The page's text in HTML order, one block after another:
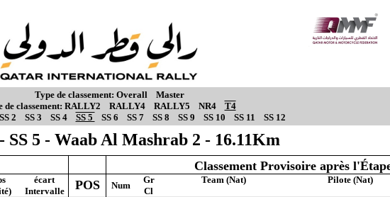
Type de classement: Overall
Master
de classement: RALLY2 RALLY4 RALLY5 NR4
T4
SS 2 SS 3 SS 4 SS 5 SS 6 SS 7 SS 8 SS 9 SS 10 SS 11 SS 12
SS 5 - Waab Al Mashrab 2 - 16.11Km
Classement Provisoire après
écart POS Num
Gr Team (Nat) Pilote (Nat)
Intervalle Cl